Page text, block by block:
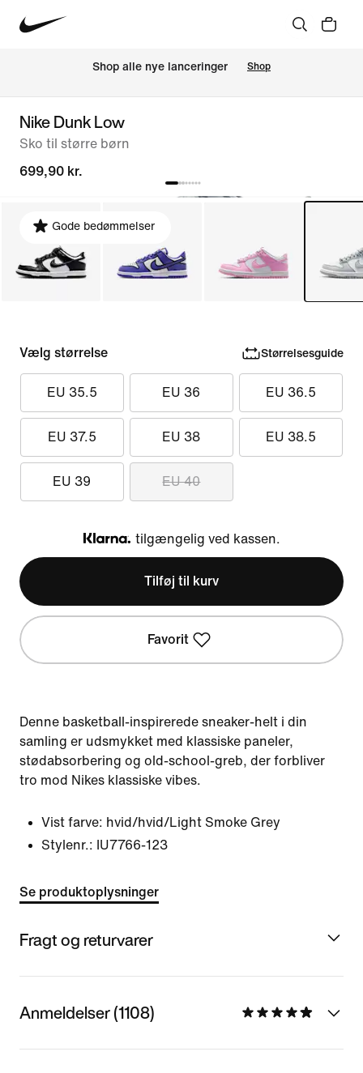
Shop alle nye lanceringer Shop
Nike Dunk Low
Sko til større børn
699,90 kr.
Gode bedømmelser
Vælg størrelse Størrelsesguide
EU 35.5 EU 36 EU 36.5
EU 37.5 EU 38 EU 38.5
EU 39 EU 40
Klarna
tilgængelig ved kassen.
Tilføj til kurv
Favorit
Denne basketball-inspirerede sneaker-helt i din
samling er udsmykket med klassiske paneler,
stødabsorbering og old-school-greb, der forbliver
tro mod Nikes klassiske vibes.
Vist farve: hvid/hvid/Light Smoke Grey
Stylenr.: IU7766-123
Se produktoplysninger
Fragt og returvarer
Anmeldelser (1108)